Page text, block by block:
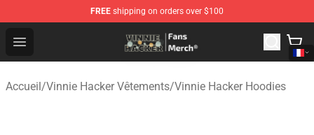
FREE shipping on orders over $100
Open menu
Vinnie Hacker Store - Official Vinnie Hacker Merchandise
Accueil/Vinnie Hacker Vêtements/Vinnie Hacker Hoodies